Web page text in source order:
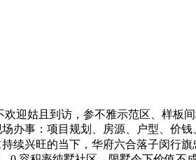
迎姑且到访，参不雅示范区、样板
办事：项目规划、房源、户型、价
续兴旺的当下，华府六合落子闵行